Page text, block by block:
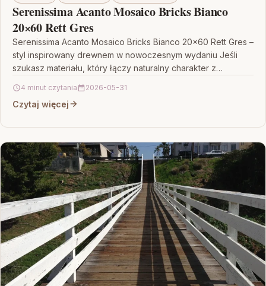
Serenissima Acanto Mosaico Bricks Bianco
20×60 Rett Gres
Serenissima Acanto Mosaico Bricks Bianco 20×60 Rett Gres –
styl inspirowany drewnem w nowoczesnym wydaniu Jeśli
szukasz materiału, który łączy naturalny charakter z
4 minut czytania 2026-05-31
Czytaj więcej